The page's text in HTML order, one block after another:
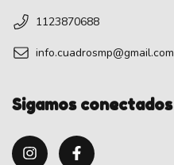
1123870688
info.cuadrosmp@gmail.com
Sigamos conectados